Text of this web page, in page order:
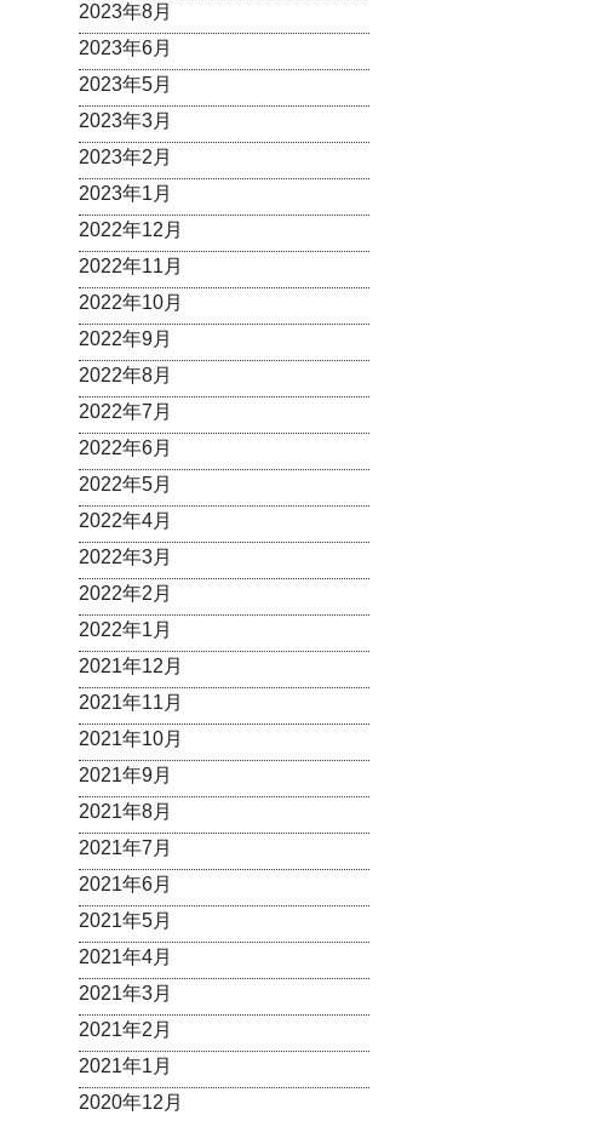
2023年8月
2023年6月
2023年5月
2023年3月
2023年2月
2023年1月
2022年12月
2022年11月
2022年10月
2022年9月
2022年8月
2022年7月
2022年6月
2022年5月
2022年4月
2022年3月
2022年2月
2022年1月
2021年12月
2021年11月
2021年10月
2021年9月
2021年8月
2021年7月
2021年6月
2021年5月
2021年4月
2021年3月
2021年2月
2021年1月
2020年12月